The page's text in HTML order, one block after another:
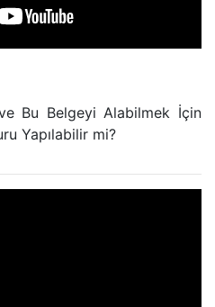
Bu Belgeyi Alabilmek İçin
Yapılabilir mi?